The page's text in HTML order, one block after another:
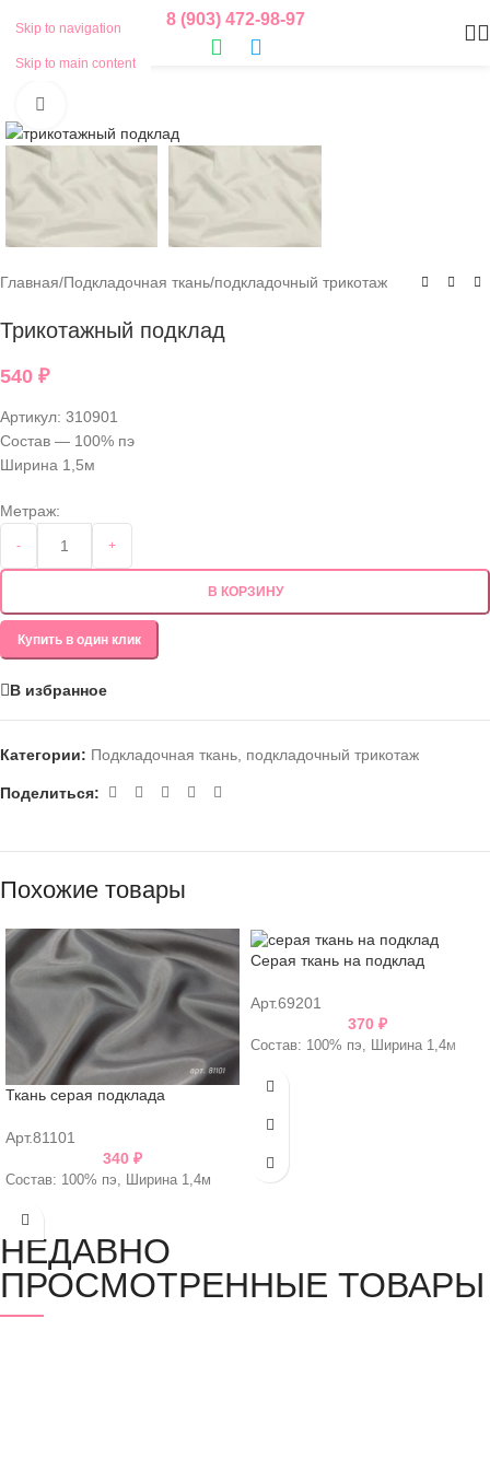
Skip to navigation
Skip to main content
8 (903) 472-98-97
Главная/Подкладочная ткань/подкладочный трикотаж
Трикотажный подклад
540 ₽
Артикул: 310901
Состав — 100% пэ
Ширина 1,5м
Метраж:
- +
В КОРЗИНУ
Купить в один клик
В избранное
Категории: Подкладочная ткань, подкладочный трикотаж
Поделиться:
Похожие товары
Ткань серая подклада
Арт.81101
340 ₽
Состав: 100% пэ, Ширина 1,4м
Серая ткань на подклад
Арт.69201
370 ₽
Состав: 100% пэ, Ширина 1,4м
НЕДАВНО
ПРОСМОТРЕННЫЕ ТОВАРЫ